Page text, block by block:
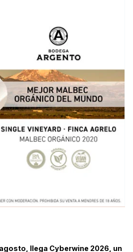
agosto, llega Cyberwine 2026, un